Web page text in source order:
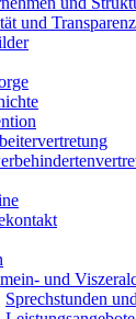
und Transparenz
und
Sprechstunden